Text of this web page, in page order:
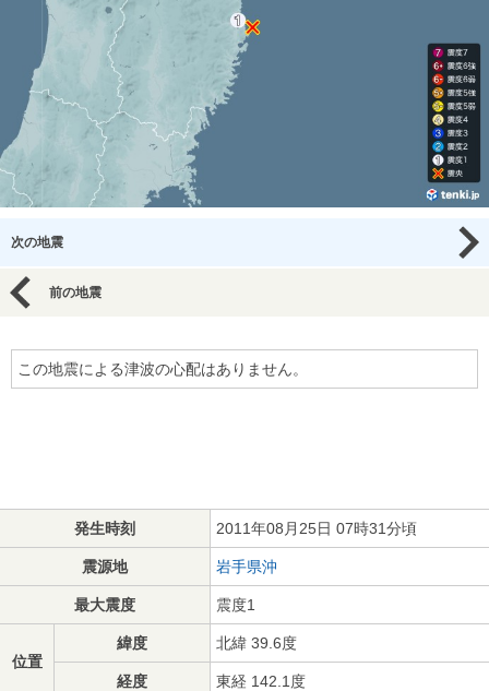
次の地震
前の地震
この地震による津波の心配はありません。
発生時刻 2011年08月25日 07時31分頃
震源地 岩手県沖
最大震度 震度1
位置
緯度 北緯 39.6度
経度 東経 142.1度